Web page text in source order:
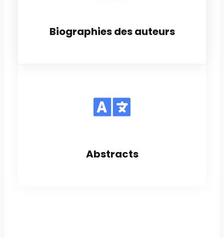
Biographies des auteurs
Abstracts